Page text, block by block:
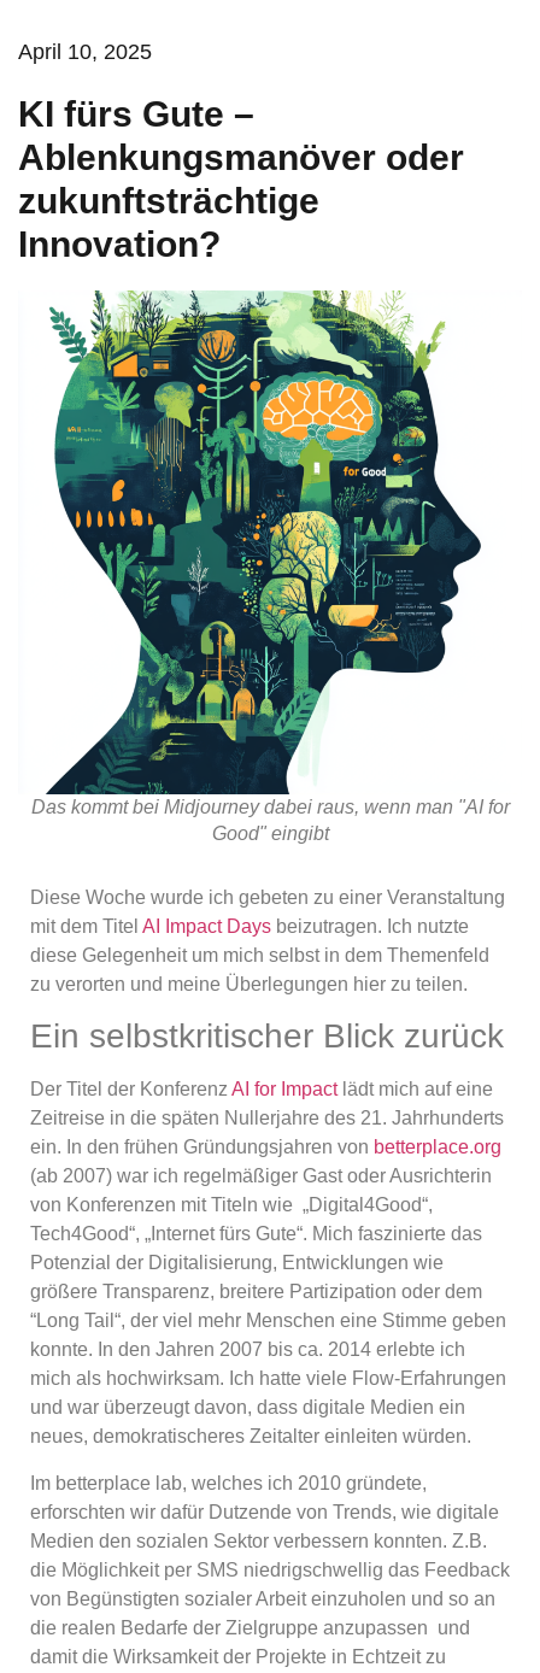
April 10, 2025
KI fürs Gute –
Ablenkungsmanöver oder
zukunftsträchtige
Innovation?
Das kommt bei Midjourney dabei raus, wenn man "AI for
Good" eingibt
Diese Woche wurde ich gebeten zu einer Veranstaltung
mit dem Titel AI Impact Days beizutragen. Ich nutzte
diese Gelegenheit um mich selbst in dem Themenfeld
zu verorten und meine Überlegungen hier zu teilen.
Ein selbstkritischer Blick zurück
Der Titel der Konferenz AI for Impactlädt mich auf eine
Zeitreise in die späten Nullerjahre des 21. Jahrhunderts
ein. In den frühen Gründungsjahren von betterplace.org
(ab 2007) war ich regelmäßiger Gast oder Ausrichterin
von Konferenzen mit Titeln wie „Digital4Good“,
Tech4Good“, „Internet fürs Gute“. Mich faszinierte das
Potenzial der Digitalisierung, Entwicklungen wie
größere Transparenz, breitere Partizipation oder dem
“Long Tail“, der viel mehr Menschen eine Stimme geben
konnte. In den Jahren 2007 bis ca. 2014 erlebte ich
mich als hochwirksam. Ich hatte viele Flow-Erfahrungen
und war überzeugt davon, dass digitale Medien ein
neues, demokratischeres Zeitalter einleiten würden.
Im betterplace lab, welches ich 2010 gründete,
erforschten wir dafür Dutzende von Trends, wie digitale
Medien den sozialen Sektor verbessern konnten. Z.B.
die Möglichkeit per SMS niedrigschwellig das Feedback
von Begünstigten sozialer Arbeit einzuholen und so an
die realen Bedarfe der Zielgruppe anzupassen und
damit die Wirksamkeit der Projekte in Echtzeit zu